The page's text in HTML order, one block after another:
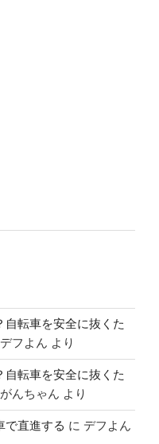
自転車を安全に抜くた
デフよん より
自転車を安全に抜くた
がんちゃん より
で直進する に デフよん